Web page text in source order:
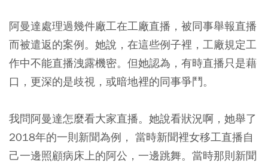
阿曼達處理過幾件廠工在工廠直播，被同事舉報直播
而被遣返的案例。她說，在這些例子裡，工廠規定工
作中不能直播洩露機密。但她認為，有時直播只是藉
口，更深的是歧視，或暗地裡的同事爭鬥。
我問阿曼達怎麼看大家直播。她說看狀況啊，她舉了
2018年的一則新聞為例， 當時新聞裡女移工直播自
己一邊照顧病床上的阿公，一邊跳舞。當時那則新聞